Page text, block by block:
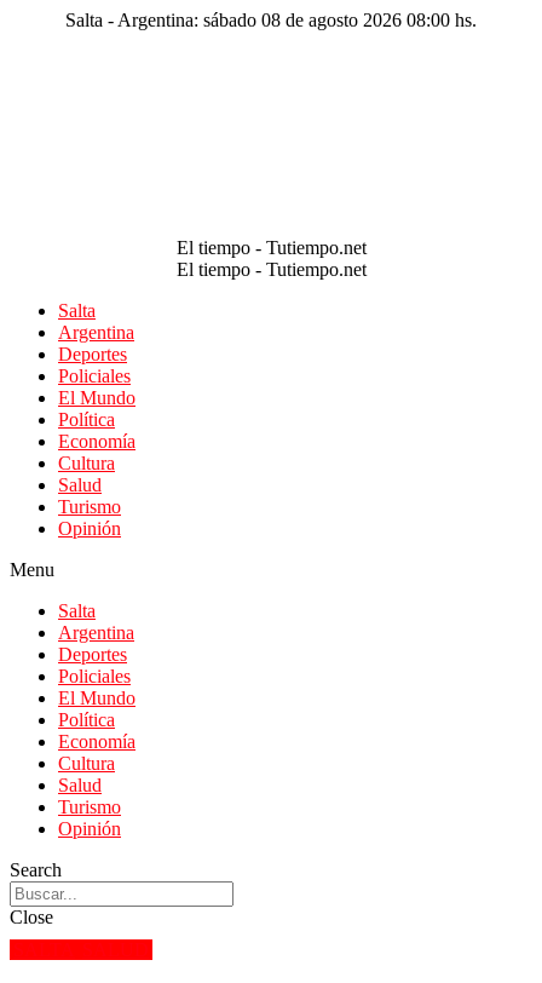
Salta - Argentina: sábado 08 de agosto 2026 08:00 hs.
El tiempo - Tutiempo.net
El tiempo - Tutiempo.net
Salta
Argentina
Deportes
Policiales
El Mundo
Política
Economía
Cultura
Salud
Turismo
Opinión
Menu
Salta
Argentina
Deportes
Policiales
El Mundo
Política
Economía
Cultura
Salud
Turismo
Opinión
Search
Close